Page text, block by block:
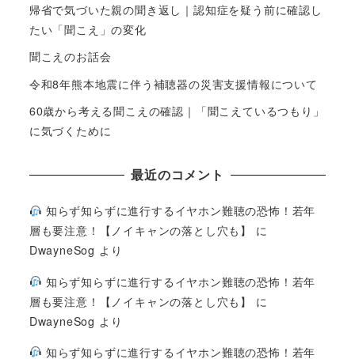
帰省で気づいた親の聞き返し｜認知症を疑う前に確認し
たい「聞こえ」の変化
聞こえのお話会
令和8年熊本地震に伴う補聴器の災害支援情報について
60歳から考える聞こえの確認｜「聞こえているつもり」
に気づくために
最近のコメント
知らず知らずに進行するイヤホン難聴の恐怖！若年
層も要注意！【ノイキャンの落とし穴も】
に
DwayneSog より
知らず知らずに進行するイヤホン難聴の恐怖！若年
層も要注意！【ノイキャンの落とし穴も】
に
DwayneSog より
知らず知らずに進行するイヤホン難聴の恐怖！若年